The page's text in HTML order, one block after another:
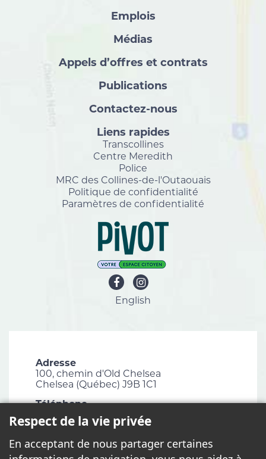
Emplois
Médias
Appels d’offres et contrats
Publications
Contactez-nous
Liens rapides
Transcollines
Centre Meredith
Police
MRC des Collines-de-l'Outaouais
Politique de confidentialité
Paramètres de confidentialité
English
Adresse
100, chemin d'Old Chelsea
Chelsea (Québec) J9B 1C1
Téléphone
819 827-1124
info@chelsea.ca
Respect de la vie privée
En acceptant de nous partager certaines